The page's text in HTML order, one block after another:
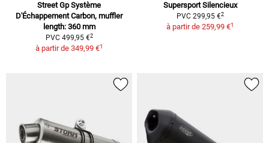
Street Gp Système
D'Échappement Carbon, muffler
length: 360 mm
PVC 499,95 €2
à partir de 349,99 €1
Supersport Silencieux
PVC 299,95 €2
à partir de 259,99 €1